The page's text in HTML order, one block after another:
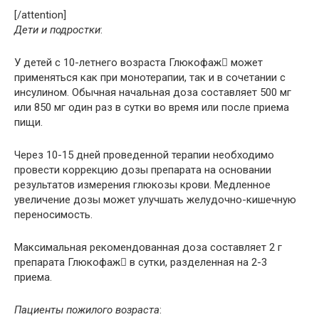
[/attention]
Дети и подростки:
У детей с 10-летнего возраста Глюкофаж может
применяться как при монотерапии, так и в сочетании с
инсулином. Обычная начальная доза составляет 500 мг
или 850 мг один раз в сутки во время или после приема
пищи.
Через 10-15 дней проведенной терапии необходимо
провести коррекцию дозы препарата на основании
результатов измерения глюкозы крови. Медленное
увеличение дозы может улучшать желудочно-кишечную
переносимость.
Максимальная рекомендованная доза составляет 2 г
препарата Глюкофаж в сутки, разделенная на 2-3
приема.
Пациенты пожилого возраста: